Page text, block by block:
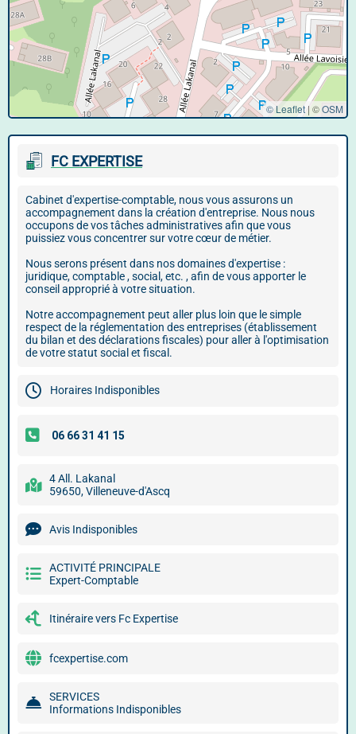
© Leaflet | ©OSM
FC EXPERTISE
Cabinet d'expertise-comptable, nous vous assurons un
accompagnement dans la création d'entreprise. Nous nous
occupons de vos tâches administratives afin que vous
puissiez vous concentrer sur votre cœur de métier.
Nous serons présent dans nos domaines d'expertise :
juridique, comptable , social, etc. , afin de vous apporter le
conseil approprié à votre situation.
Notre accompagnement peut aller plus loin que le simple
respect de la réglementation des entreprises (établissement
du bilan et des déclarations fiscales) pour aller à l'optimisation
de votre statut social et fiscal.
Horaires Indisponibles
4 All. Lakanal
59650, Villeneuve-d'Ascq
Avis Indisponibles
ACTIVITÉ PRINCIPALE
Expert-Comptable
Itinéraire vers Fc Expertise
fcexpertise.com
SERVICES
Informations Indisponibles